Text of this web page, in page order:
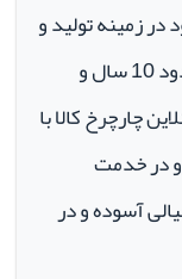
در زمینه تولید و
فروش لوازم جانبی و اسپرت خودرو در حدود 10 سال و
چارچرخ کالا با
در خدمت
آسوده و در